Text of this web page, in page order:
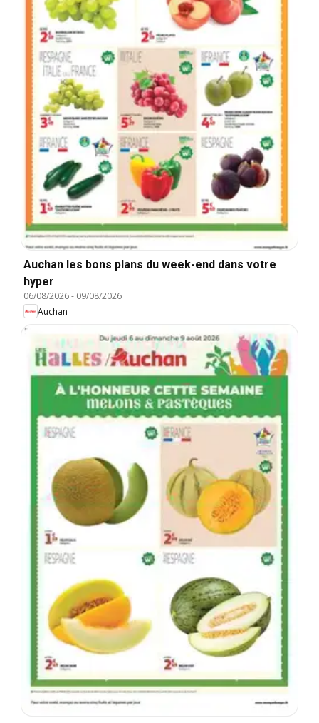
Auchan les bons plans du week-end dans votre
hyper
06/08/2026- 09/08/2026
Auchan